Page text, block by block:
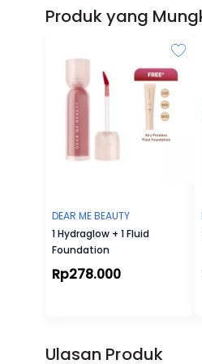
Produk yang
DEAR ME BEAUTY
1 Hydraglow + 1 Fluid
Foundation
Rp278.000
Ulasan Produk